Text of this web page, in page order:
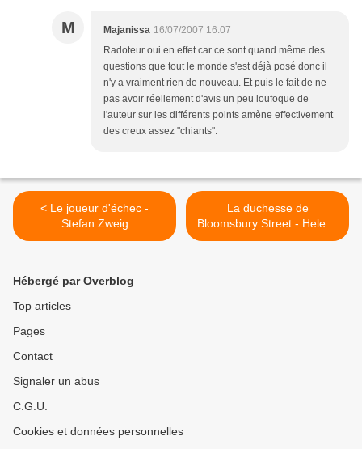
M Majanissa 16/07/2007 16:07
Radoteur oui en effet car ce sont quand même des
questions que tout le monde s'est déjà posé donc il
n'y a vraiment rien de nouveau. Et puis le fait de ne
pas avoir réellement d'avis un peu loufoque de
l'auteur sur les différents points amène effectivement
des creux assez "chiants".
< Le joueur d'échec -
Stefan Zweig
La duchesse de
Bloomsbury Street - Helene
Hanff >
Hébergé par Overblog
Top articles
Pages
Contact
Signaler un abus
C.G.U.
Cookies et données personnelles